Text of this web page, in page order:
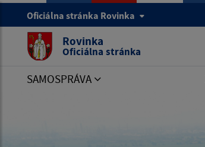
Oficiálna stránka Rovinka
Rovinka
Oficiálna stránka
SAMOSPRÁVA